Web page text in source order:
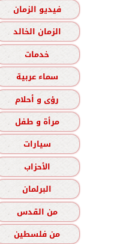
فيديو الزمان
الزمان الخالد
خدمات
سماء عربية
رؤى و أحلام
مرأة و طفل
سيارات
الأحزاب
البرلمان
من القدس
من فلسطين